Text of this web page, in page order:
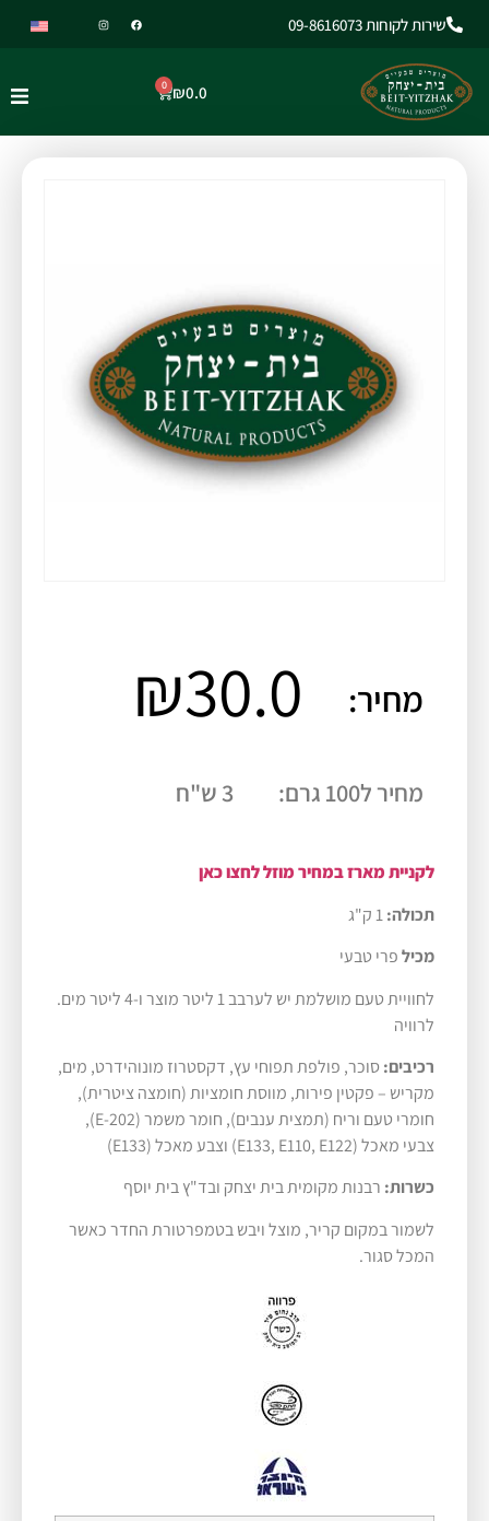
שירות לקוחות 09-8616073
₪0.0
0
מחיר: ₪30.0
מחיר ל100 גרם: 3 ש"ח
לקניית מארז במחיר מוזל לחצו כאן
תכולה:
מכילפרי טבעי
לחוויית טעם מושלמת יש לערבב 1 ליטר מוצר ו-4 ליטר מים.
לרוויה
רכיבים:סוכר, פולפת תפוחי עץ, דקסטרוז מונוהידרט, מים,
מקריש – פקטין פירות, מווסת חומציות (חומצה ציטרית),
חומרי טעם וריח (תמצית ענבים), חומר משמר (E-202),
צבעי מאכל (E133, E110, E122) וצבע מאכל (E133)
כשרות: רבנות מקומית בית יצחק ובד"ץ בית יוסף
לשמור במקום קריר, מוצל ויבש בטמפרטורת החדר כאשר
המכל סגור.